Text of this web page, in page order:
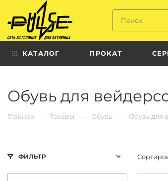
КАТАЛОГ ПРОКАТ
Обувь для
пульс:
сеть
для
Главная Товары Обувь Обувь для
ФИЛЬТР